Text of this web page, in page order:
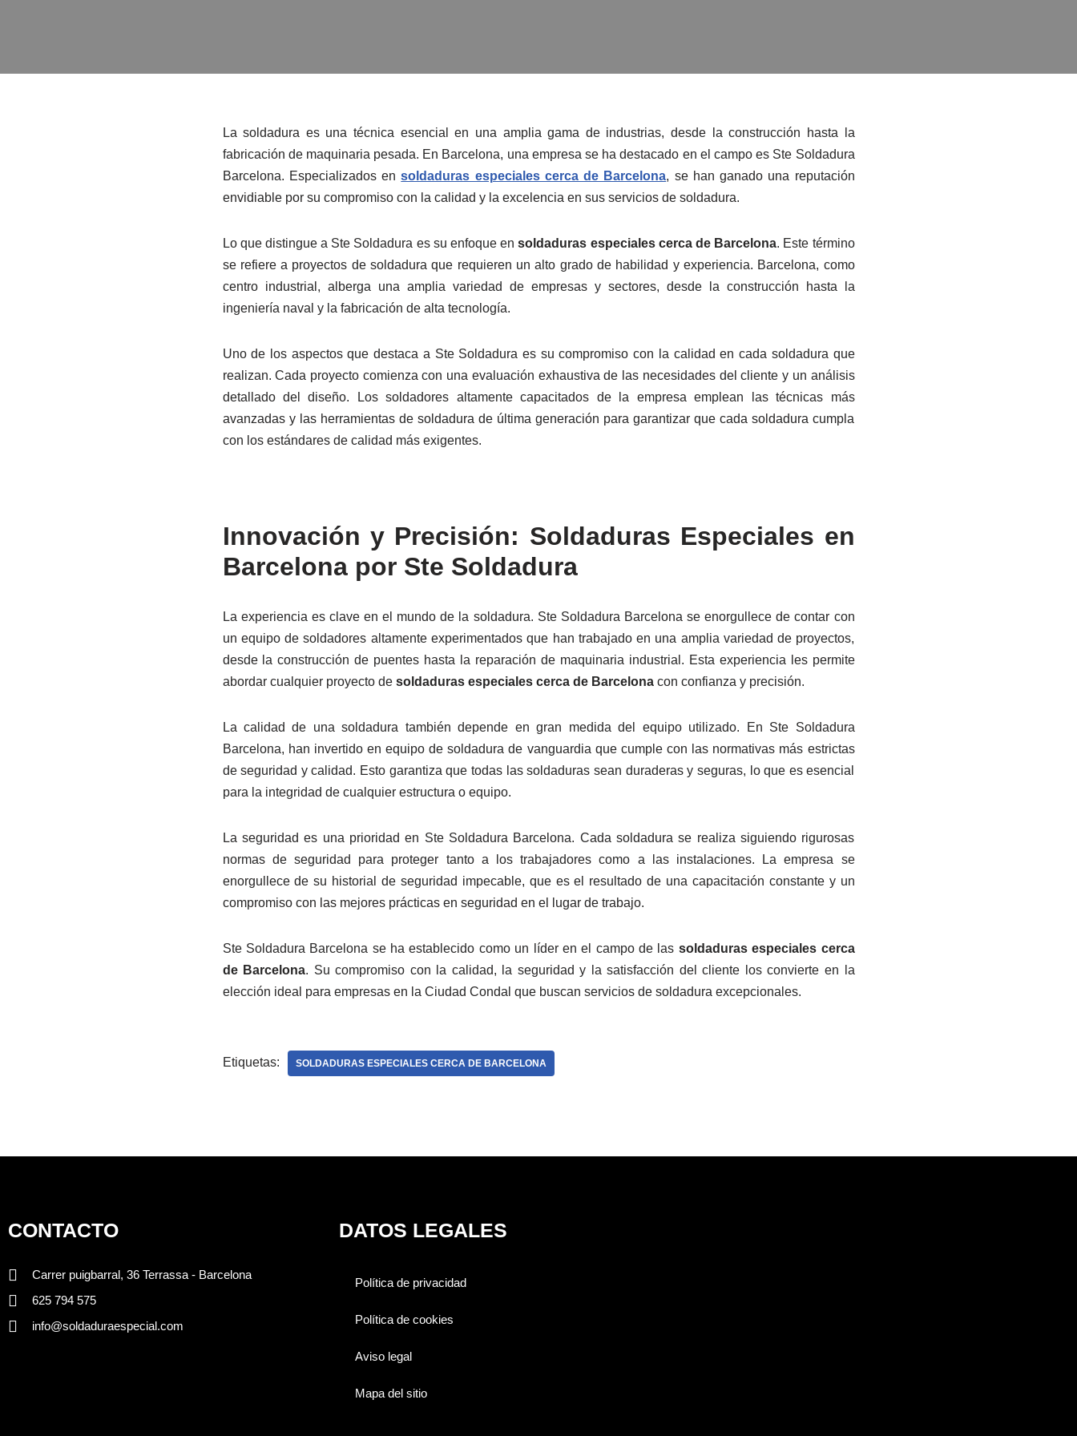
La soldadura es una técnica esencial en una amplia gama de industrias, desde la construcción hasta la
fabricación de maquinaria pesada. En Barcelona, una empresa se ha destacado en el campo es Ste Soldadura
Barcelona. Especializados ensoldaduras especiales cerca de Barcelona, se han ganado una reputación
envidiable por su compromiso con la calidad y la excelencia en sus servicios de soldadura.
Lo que distingue a Ste Soldadura es su enfoque ensoldaduras especiales cerca de Barcelona. Este término
se refiere a proyectos de soldadura que requieren un alto grado de habilidad y experiencia. Barcelona, como
centro industrial, alberga una amplia variedad de empresas y sectores, desde la construcción hasta la
ingeniería naval y la fabricación de alta tecnología.
Uno de los aspectos que destaca a Ste Soldadura es su compromiso con la calidad en cada soldadura que
realizan. Cada proyecto comienza con una evaluación exhaustiva de las necesidades del cliente y un análisis
detallado del diseño. Los soldadores altamente capacitados de la empresa emplean las técnicas más
avanzadas y las herramientas de soldadura de última generación para garantizar que cada soldadura cumpla
con los estándares de calidad más exigentes.
Innovación y Precisión: Soldaduras Especiales en
Barcelona por Ste Soldadura
La experiencia es clave en el mundo de la soldadura. Ste Soldadura Barcelona se enorgullece de contar con
un equipo de soldadores altamente experimentados que han trabajado en una amplia variedad de proyectos,
desde la construcción de puentes hasta la reparación de maquinaria industrial. Esta experiencia les permite
abordar cualquier proyecto de soldaduras especiales cerca de Barcelonacon confianza y precisión.
La calidad de una soldadura también depende en gran medida del equipo utilizado. En Ste Soldadura
Barcelona, han invertido en equipo de soldadura de vanguardia que cumple con las normativas más estrictas
de seguridad y calidad. Esto garantiza que todas las soldaduras sean duraderas y seguras, lo que es esencial
para la integridad de cualquier estructura o equipo.
La seguridad es una prioridad en Ste Soldadura Barcelona. Cada soldadura se realiza siguiendo rigurosas
normas de seguridad para proteger tanto a los trabajadores como a las instalaciones. La empresa se
enorgullece de su historial de seguridad impecable, que es el resultado de una capacitación constante y un
compromiso con las mejores prácticas en seguridad en el lugar de trabajo.
Ste Soldadura Barcelona se ha establecido como un líder en el campo de las soldaduras especiales cerca
de Barcelona. Su compromiso con la calidad, la seguridad y la satisfacción del cliente los convierte en la
elección ideal para empresas en la Ciudad Condal que buscan servicios de soldadura excepcionales.
Etiquetas: SOLDADURAS ESPECIALES CERCA DE BARCELONA
CONTACTO
Carrer puigbarral, 36 Terrassa - Barcelona
625 794 575
info@soldaduraespecial.com
DATOS LEGALES
Política de privacidad
Política de cookies
Aviso legal
Mapa del sitio